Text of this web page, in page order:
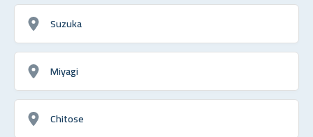
Suzuka
Miyagi
Chitose